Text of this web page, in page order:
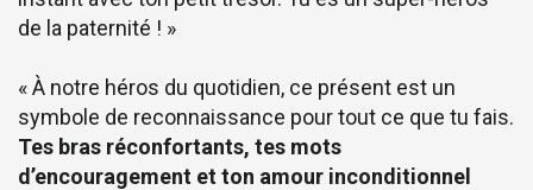
de la paternité ! »
« À notre héros du quotidien, ce présent est un
symbole de reconnaissance pour tout ce que tu fais.
Tes bras réconfortants, tes mots
d’encouragement et ton amour inconditionnel